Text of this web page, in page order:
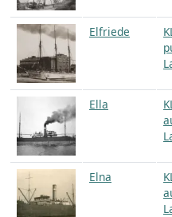
Elfriede
Ella
Elna